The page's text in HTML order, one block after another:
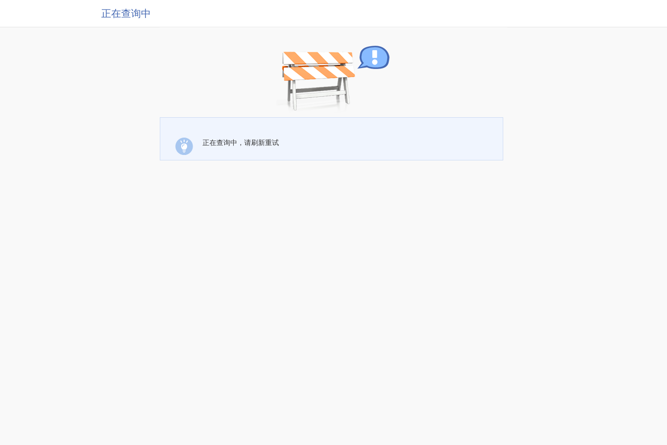
正在查询中
正在查询中，请刷新重试